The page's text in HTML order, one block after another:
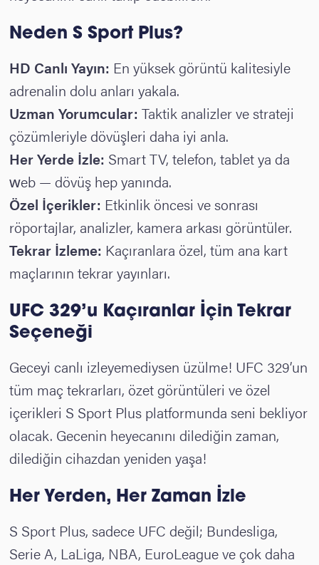
Neden S Sport Plus?
HD Canlı Yayın: En yüksek görüntü kalitesiyle
adrenalin dolu anları yakala.
Uzman Yorumcular: Taktik analizler ve strateji
çözümleriyle dövüşleri daha iyi anla.
Her Yerde İzle: Smart TV, telefon, tablet ya da
web — dövüş hep yanında.
Özel İçerikler: Etkinlik öncesi ve sonrası
röportajlar, analizler, kamera arkası görüntüler.
Tekrar İzleme: Kaçıranlara özel, tüm ana kart
maçlarının tekrar yayınları.
UFC 329’u Kaçıranlar İçin Tekrar
Seçeneği
Geceyi canlı izleyemediysen üzülme! UFC 329’un
tüm maç tekrarları, özet görüntüleri ve özel
içerikleri S Sport Plus platformunda seni bekliyor
olacak. Gecenin heyecanını dilediğin zaman,
dilediğin cihazdan yeniden yaşa!
Her Yerden, Her Zaman İzle
S Sport Plus, sadece UFC değil; Bundesliga,
Serie A, LaLiga, NBA, EuroLeague ve çok daha